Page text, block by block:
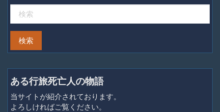
ある行旅死亡人の物語
当サイトが紹介されております。
よろしければご覧ください。